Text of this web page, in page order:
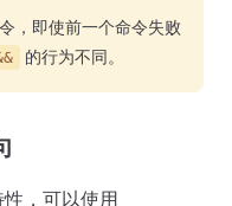
，即使前一个命令失败
的行为不同。
，可以使用